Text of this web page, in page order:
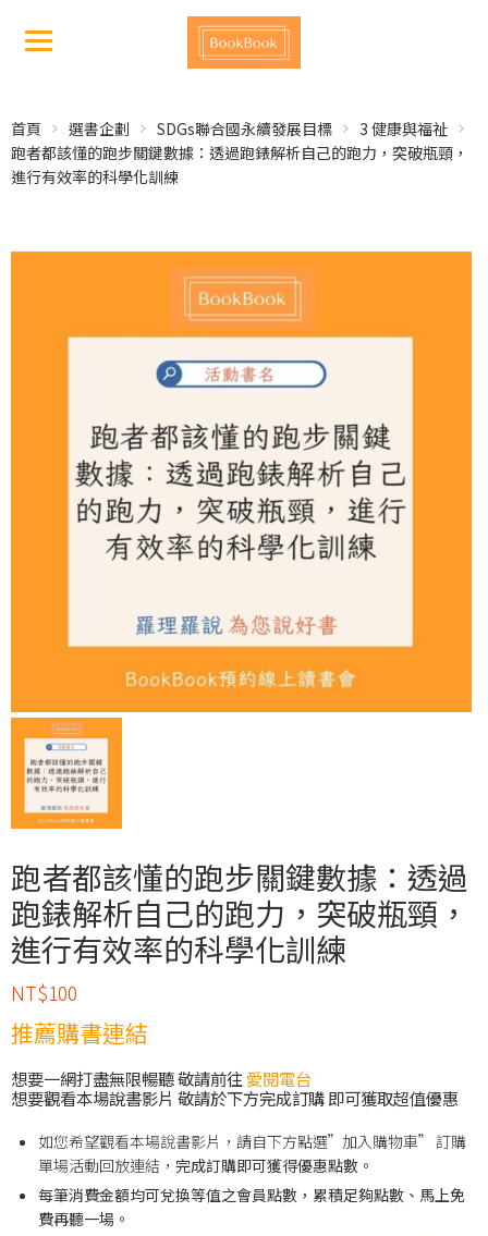
首頁 選書企劃 SDGs聯合國永續發展目標
3 健康與福祉
跑者都該懂的跑步關鍵數據：透過跑錶解析自己的跑力，突破瓶頸，
進行有效率的科學化訓練
跑者都該懂的跑步關鍵數據：透過
跑錶解析自己的跑力，突破瓶頸，
進行有效率的科學化訓練
NT$100
推薦購書連結
想要一網打盡無限暢聽 敬請前往 愛閱電台
想要觀看本場說書影片 敬請於下方完成訂購 即可獲取超值優惠
如您希望觀看本場說書影片，請自下方點選”加入購物車” 訂購
單場活動回放連結， 完成訂購即可獲得優惠點數。
每筆消費金額均可兌換等值之會員點數，累積足夠點數、馬上免
費再聽一場。